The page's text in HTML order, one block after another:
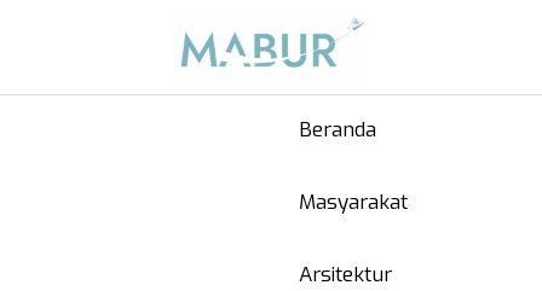
Beranda
Masyarakat
Arsitektur